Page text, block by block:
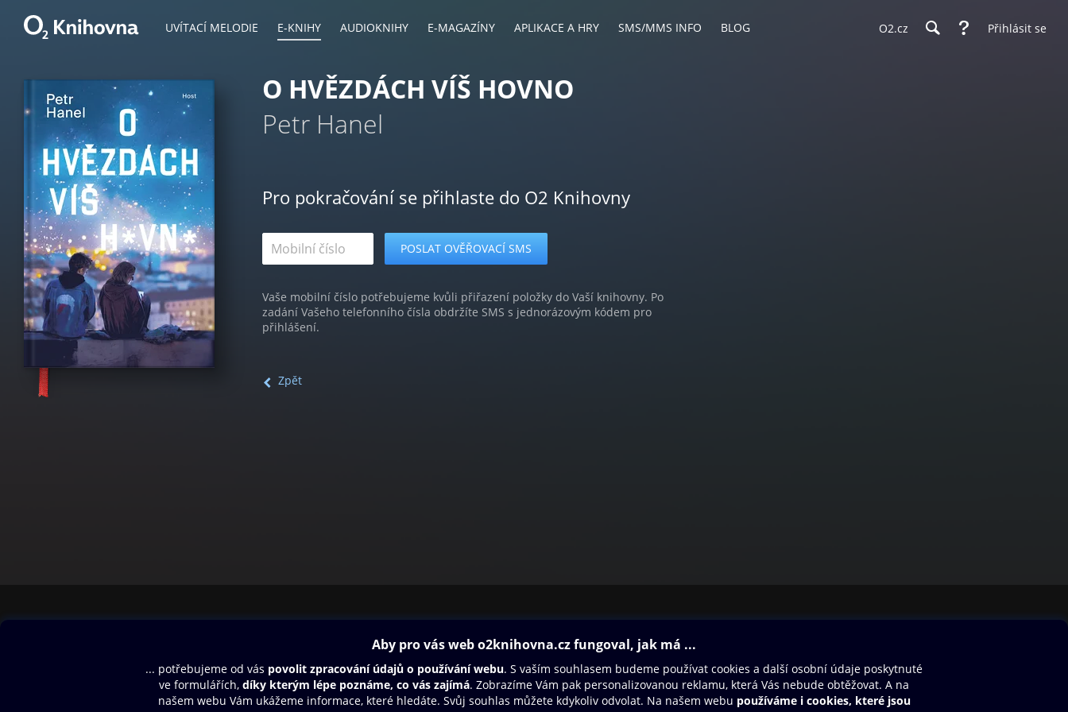
UVÍTACÍ MELODIE E-KNIHY AUDIOKNIHY E-MAGAZÍNY APLIKACE A HRY SMS/MMS INFO BLOG O2.cz Přihlásit se
O HVĚZDÁCH VÍŠ HOVNO
Petr Hanel
Pro pokračování se přihlaste do O2 Knihovny
Vaše mobilní číslo potřebujeme kvůli přiřazení položky do Vaší knihovny. Po
zadání Vašeho telefonního čísla obdržíte SMS s jednorázovým kódem pro
přihlášení.
Zpět
Aplikace a hry
SMS/MMS Info
Blog
Dárkový poukaz
Nápověda
Oneplay Originály
Sport